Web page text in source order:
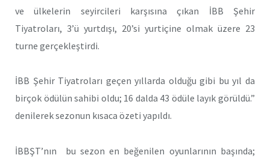
ve ülkelerin seyircileri karşısına çıkan İBB Şehir
Tiyatroları, 3’ü yurtdışı, 20’si yurtiçine olmak üzere 23
turne gerçekleştirdi.
İBB Şehir Tiyatroları geçen yıllarda olduğu gibi bu yıl da
birçok ödülün sahibi oldu; 16 dalda 43 ödüle layık görüldü.”
denilerek sezonun kısaca özeti yapıldı.
İBBŞT’nın bu sezon en beğenilen oyunlarının başında;